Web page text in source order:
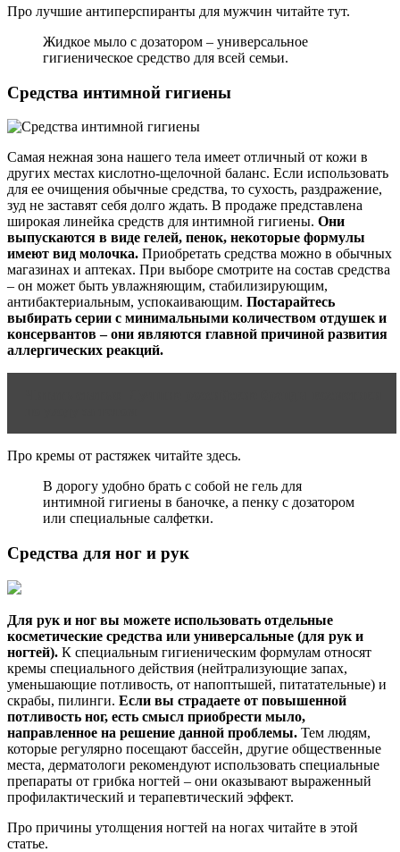
Про лучшие антиперспиранты для мужчин читайте тут.
Жидкое мыло с дозатором – универсальное
гигиеническое средство для всей семьи.
Средства интимной гигиены
Самая нежная зона нашего тела имеет отличный от кожи в
других местах кислотно-щелочной баланс. Если использовать
для ее очищения обычные средства, то сухость, раздражение,
зуд не заставят себя долго ждать. В продаже представлена
широкая линейка средств для интимной гигиены. Они
выпускаются в виде гелей, пенок, некоторые формулы
имеют вид молочка. Приобретать средства можно в обычных
магазинах и аптеках. При выборе смотрите на состав средства
– он может быть увлажняющим, стабилизирующим,
антибактериальным, успокаивающим. Постарайтесь
выбирать серии с минимальными количеством отдушек и
консервантов – они являются главной причиной развития
аллергических реакций.
Про кремы от растяжек читайте здесь.
В дорогу удобно брать с собой не гель для
интимной гигиены в баночке, а пенку с дозатором
или специальные салфетки.
Средства для ног и рук
Для рук и ног вы можете использовать отдельные
косметические средства или универсальные (для рук и
ногтей). К специальным гигиеническим формулам относят
кремы специального действия (нейтрализующие запах,
уменьшающие потливость, от напоптышей, питатательные) и
скрабы, пилинги. Если вы страдаете от повышенной
потливость ног, есть смысл приобрести мыло,
направленное на решение данной проблемы. Тем людям,
которые регулярно посещают бассейн, другие общественные
места, дерматологи рекомендуют использовать специальные
препараты от грибка ногтей – они оказывают выраженный
профилактический и терапевтический эффект.
Про причины утолщения ногтей на ногах читайте в этой
статье.